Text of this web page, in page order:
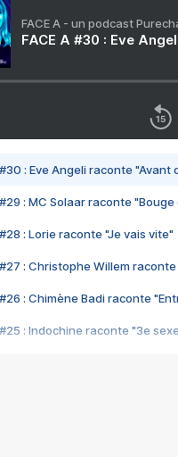
FACE A - un podcast
FACE A #30 : Eve
#30 : Eve Angeli raconte "Avant
#29 : MC Solaar raconte "Bouge
#28 : Lorie raconte "Je vais vite"
#27 : Christophe Willem
#26 : Chimène Badi raconte
#25 : Indochine raconte "3e